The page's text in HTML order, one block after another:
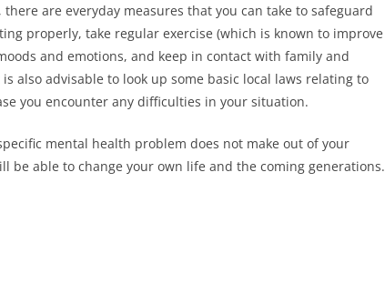
are everyday measures that you can take to safeguard
properly, take regular exercise (which is known to improve
and emotions, and keep in contact with family and
also advisable to look up some basic local laws relating to
you encounter any difficulties in your situation.
mental health problem does not make out of your
be able to change your own life and the coming generations.